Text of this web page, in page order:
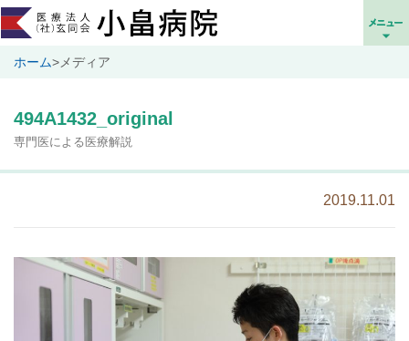
ホーム> メディア
494A1432_original
専門医による医療解説
2019.11.01